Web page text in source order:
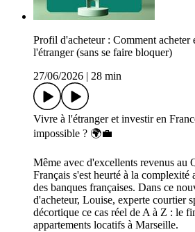
Profil d'acheteur : Comment acheter
l'étranger (sans se faire bloquer)
27/06/2026
28 min
Vivre à l'étranger et investir en
impossible ? 🌍💼
Même avec d'excellents revenus au
Français s'est heurté à la complexité
des banques françaises. Dans ce
d'acheteur, Louise, experte courtier
décortique ce cas réel de A à Z : le
appartements locatifs à Marseille.